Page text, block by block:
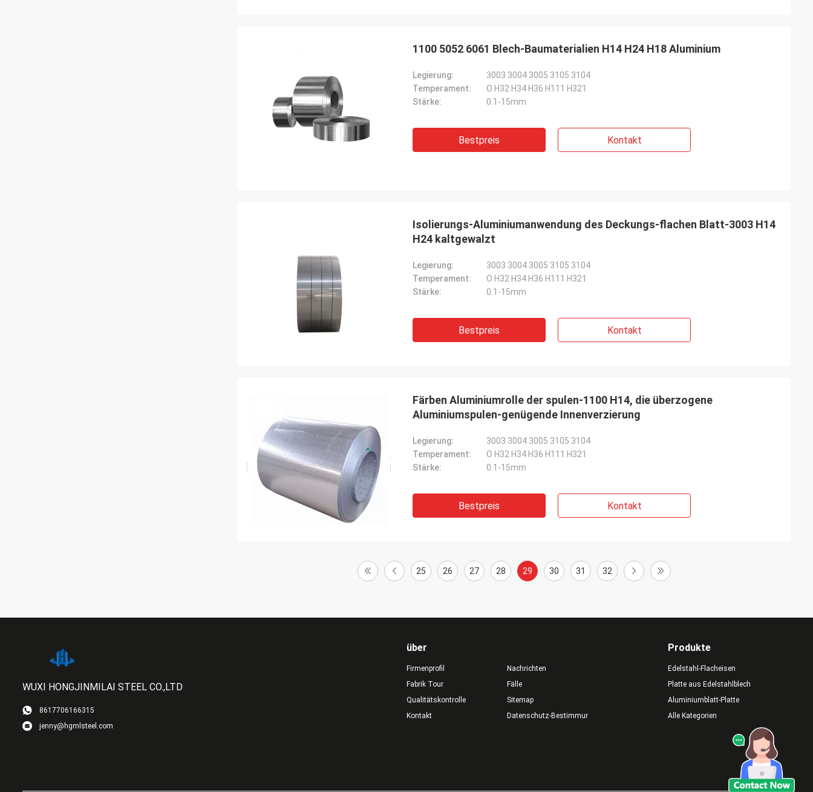
1100 5052 6061 Blech-Baumaterialien H14 H24 H18 Aluminium
Legierung:
3003 3004 3005 3105 3104
Temperament:
O H32 H34 H36 H111 H321
Stärke:
0.1-15mm
Bestpreis Kontakt
Isolierungs-Aluminiumanwendung des Deckungs-flachen Blatt-3003 H14
H24 kaltgewalzt
Legierung:
3003 3004 3005 3105 3104
Temperament:
O H32 H34 H36 H111 H321
Stärke:
0.1-15mm
Bestpreis Kontakt
Färben Aluminiumrolle der spulen-1100 H14, die überzogene
Aluminiumspulen-genügende Innenverzierung
Legierung:
3003 3004 3005 3105 3104
Temperament:
O H32 H34 H36 H111 H321
Stärke:
0.1-15mm
Bestpreis Kontakt
25 26 27 28 29 30 31 32
WUXI HONGJINMILAI STEEL CO.,LTD
8617706166315
jenny@hgmlsteel.com
über
Firmenprofil
Fabrik Tour
Qualitätskontrolle
Kontakt
Nachrichten
Fälle
Sitemap
Datenschutz-Bestimmungen
Produkte
Edelstahl-Flacheisen
Platte aus Edelstahlblech
Aluminiumblatt-Platte
Alle Kategorien